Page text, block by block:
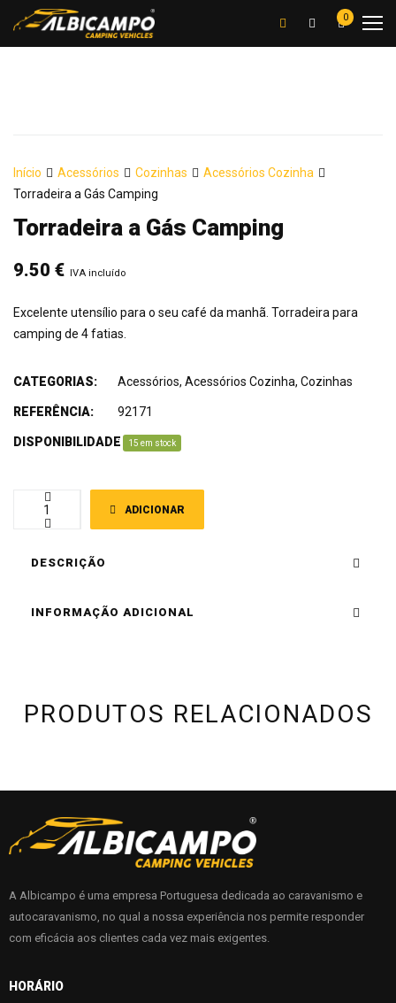
0
Início Acessórios Cozinhas
Acessórios Cozinha
Torradeira a Gás Camping
Torradeira a Gás Camping
9.50 € IVA incluído
Excelente utensílio para o seu café da manhã. Torradeira para
camping de 4 fatias.
ADICIONAR
CATEGORIAS: Acessórios, Acessórios Cozinha, Cozinhas
REFERÊNCIA: 92171
DISPONIBILIDADE: 15 em stock
DESCRIÇÃO
INFORMAÇÃO ADICIONAL
PRODUTOS RELACIONADOS
A Albicampo é uma empresa Portuguesa dedicada ao caravanismo e
autocaravanismo, no qual a nossa experiência nos permite responder
com eficácia aos clientes cada vez mais exigentes.
HORÁRIO